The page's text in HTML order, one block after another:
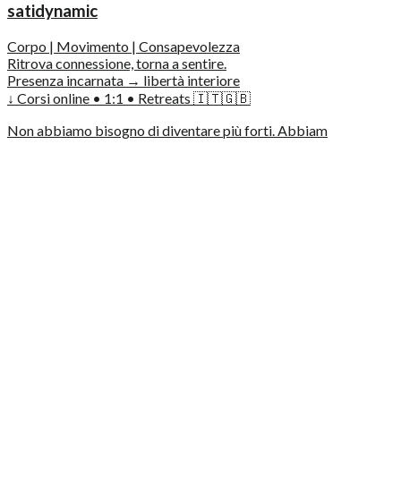
satidynamic
Corpo | Movimento | Consapevolezza
Ritrova connessione, torna a sentire.
Presenza incarnata → libertà interiore
↓ Corsi online • 1:1 • Retreats 🇮🇹🇬🇧
Non abbiamo bisogno di diventare più forti. Abbiam